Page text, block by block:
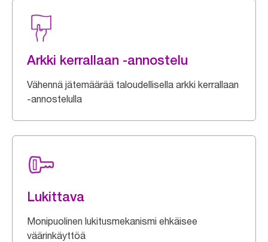
Arkki kerrallaan -annostelu
Vähennä jätemäärää taloudellisella arkki kerrallaan
-annostelulla
Lukittava
Monipuolinen lukitusmekanismi ehkäisee
väärinkäyttöä